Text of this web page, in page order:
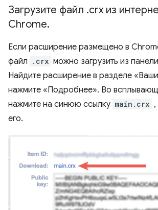
Загрузите файл .crx из
Chrome.
Если расширение размещено в
файл
.crx можно загрузить из
Найдите расширение в разделе
нажмите «Подробнее». Во
нажмите на синюю ссылку main.crx
его.